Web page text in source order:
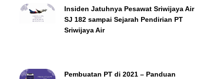
Insiden Jatuhnya Pesawat Sriwijaya Air
SJ 182 sampai Sejarah Pendirian PT
Sriwijaya Air
Pembuatan PT di 2021 – Panduan